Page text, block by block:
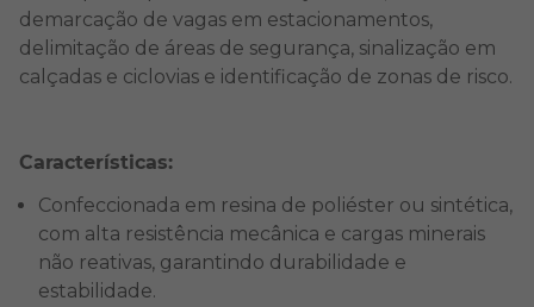
demarcação de vagas em estacionamentos,
delimitação de áreas de segurança, sinalização em
calçadas e ciclovias e identificação de zonas de risco.
Características:
Confeccionada em resina de poliéster ou sintética,
com alta resistência mecânica e cargas minerais
não reativas, garantindo durabilidade e
estabilidade.